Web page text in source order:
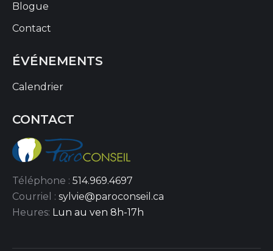
Blogue
Contact
ÉVÉNEMENTS
Calendrier
CONTACT
Téléphone : 514.969.4697
Courriel : sylvie@paroconseil.ca
Heures: Lun au ven 8h-17h